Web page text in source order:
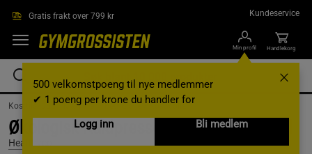
Gratis frakt over 799 kr Kundeservice
Min profil
500 velkomstpoeng til nye medlemmer
✔ 1 poeng per krone du handler for
Logg inn
Bli medlem
Handlekorg
Kosttilskudd / Matvarer /Fett & olje / Kokosolja
Økologisk Kaldpresset Kokosolje 500 ml
Healthyco